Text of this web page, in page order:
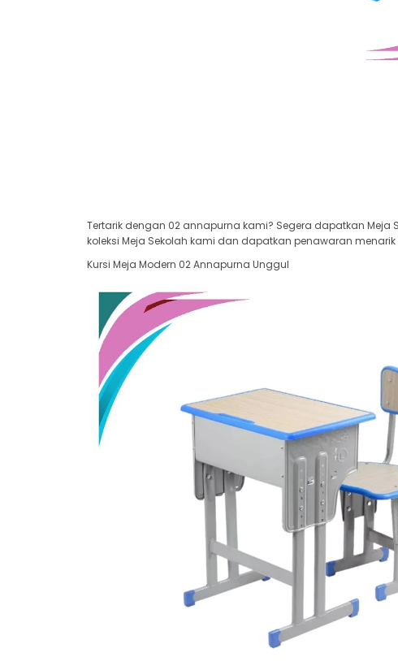
Tertarik dengan 02 annapurna kami? Segera dapatkan
koleksi Meja Sekolah kami dan dapatkan penawaran
Kursi Meja Modern 02 Annapurna Unggul